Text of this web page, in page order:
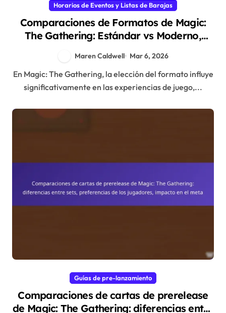
Horarios de Eventos y Listas de Barajas
Comparaciones de Formatos de Magic:
The Gathering: Estándar vs Moderno,
Preferencias de los Jugadores
Maren Caldwell Mar 6, 2026
En Magic: The Gathering, la elección del formato influye
significativamente en las experiencias de juego,...
Guías de pre-lanzamiento
Comparaciones de cartas de prerelease
de Magic: The Gathering: diferencias entre